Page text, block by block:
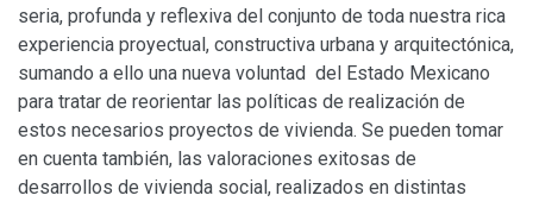
seria, profunda y reflexiva del conjunto de toda nuestra rica
experiencia proyectual, constructiva urbana y arquitectónica,
sumando a ello una nueva voluntad del Estado Mexicano
para tratar de reorientar las políticas de realización de
estos necesarios proyectos de vivienda. Se pueden tomar
en cuenta también, las valoraciones exitosas de
desarrollos de vivienda social, realizados en distintas